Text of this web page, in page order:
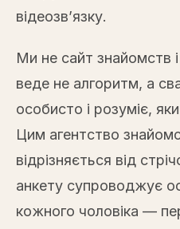
відеозв’язку.
Ми не сайт знайомств
веде не алгоритм, а
особисто і розуміє,
Цим агентство
відрізняється від
анкету супроводжує
кожного чоловіка —